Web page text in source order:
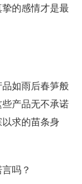
的感情才是最
如雨后春笋般
产品无不承诺
求的苗条身
吗？